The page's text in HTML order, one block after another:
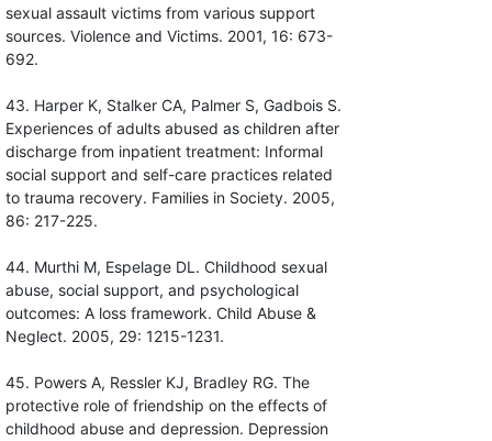
sexual assault victims from various support
sources. Violence and Victims. 2001, 16: 673-
692.
43. Harper K, Stalker CA, Palmer S, Gadbois S.
Experiences of adults abused as children after
discharge from inpatient treatment: Informal
social support and self-care practices related
to trauma recovery. Families in Society. 2005,
86: 217-225.
44. Murthi M, Espelage DL. Childhood sexual
abuse, social support, and psychological
outcomes: A loss framework. Child Abuse &
Neglect. 2005, 29: 1215-1231.
45. Powers A, Ressler KJ, Bradley RG. The
protective role of friendship on the effects of
childhood abuse and depression. Depression